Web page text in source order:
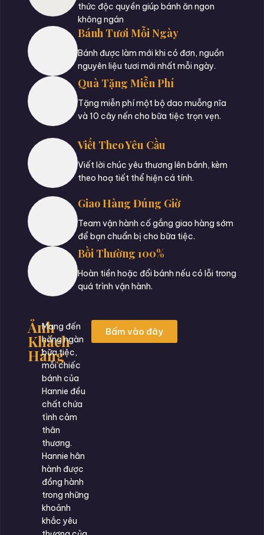
thức độc quyền giúp bánh ăn ngon
không ngán
Bánh Tươi Mỗi Ngày
Bánh được làm mới khi có đơn, nguồn
nguyên liệu tươi mới nhất mỗi ngày.
Quà Tặng Miễn Phí
Tặng miễn phí một bộ dao muỗng nĩa
và 10 cây nến cho bữa tiệc trọn vẹn.
Viết Theo Yêu Cầu
Viết lời chúc yêu thương lên bánh, kèm
theo hoạ tiết thể hiện cá tính.
Giao Hàng Đúng Giờ
Team vận hành cố gắng giao hàng sớm
để bạn chuẩn bị cho bữa tiệc.
Bồi Thường 100%
Hoàn tiền hoặc đổi bánh nếu có lỗi trong
quá trình vận hành.
Ảnh
Khách
Hàng
Mang đến
hàng ngàn
bữa tiệc,
mỗi chiếc
bánh của
Hannie đều
chất chứa
tình cảm
thân
thương.
Hannie hân
hành được
đồng hành
trong những
khoảnh
khắc yêu
Bấm vào đây